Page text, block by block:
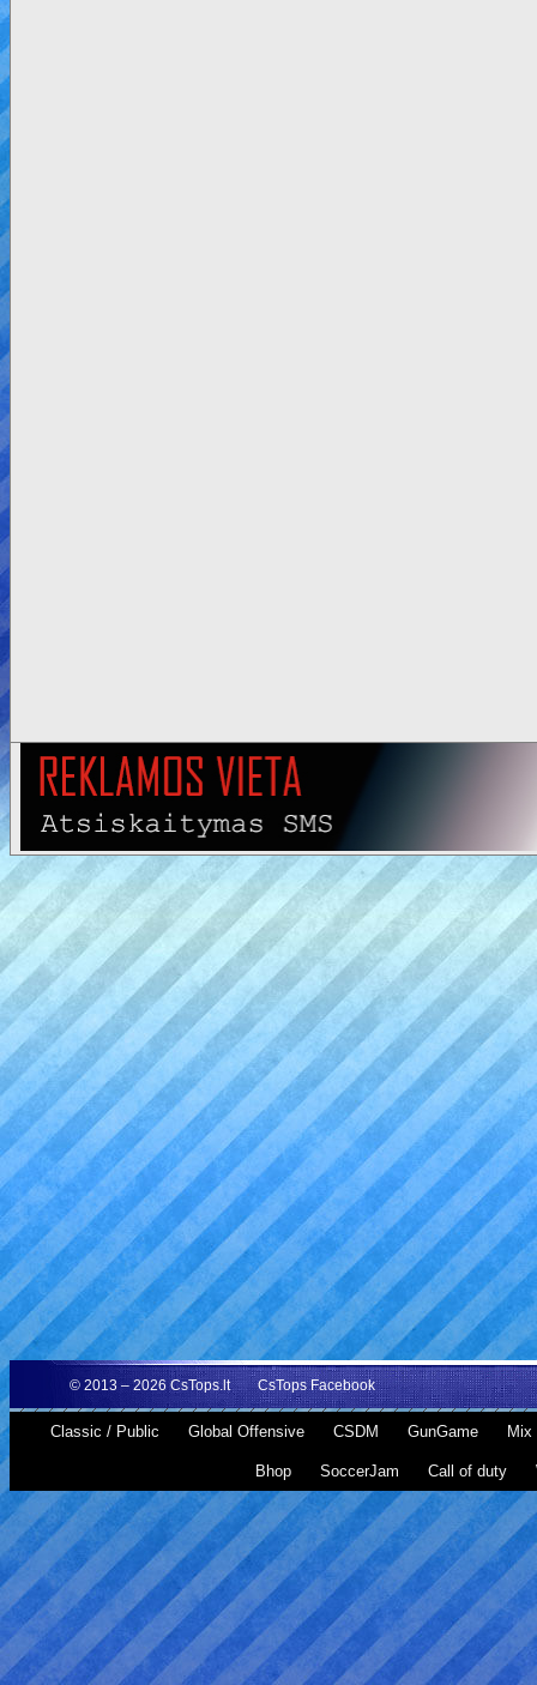
© 2013 – 2026 CsTops.lt CsTops Facebook
Classic / Public Global Offensive CSDM GunGame Mix
Bhop SoccerJam Call of duty